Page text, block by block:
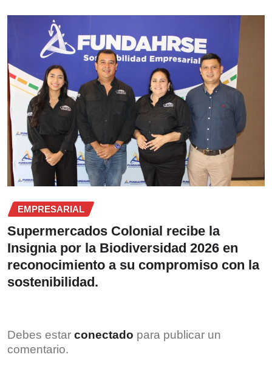
EMPRESARIAL
Supermercados Colonial recibe la
Insignia por la Biodiversidad 2026 en
reconocimiento a su compromiso con la
sostenibilidad.
Debes estar conectado para publicar un
comentario.